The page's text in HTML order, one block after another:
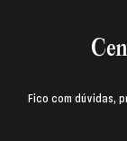
Fico com dúvidas,